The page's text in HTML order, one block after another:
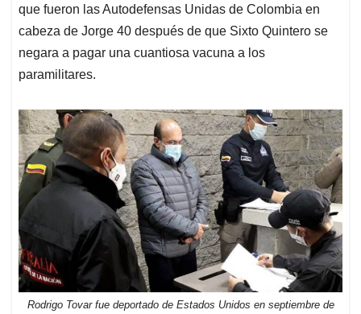
que fueron las Autodefensas Unidas de Colombia en
cabeza de Jorge 40 después de que Sixto Quintero se
negara a pagar una cuantiosa vacuna a los
paramilitares.
Rodrigo Tovar fue deportado de Estados Unidos en septiembre de